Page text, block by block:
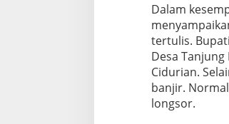
Dalam
tertulis.
Desa
Cidurian.
banjir.
longsor.